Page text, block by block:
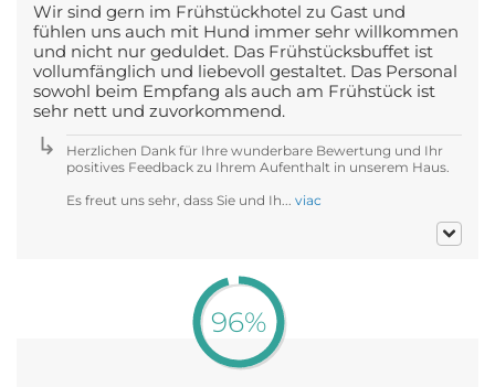
Wir sind gern im Frühstückhotel zu Gast und
fühlen uns auch mit Hund immer sehr willkommen
und nicht nur geduldet. Das Frühstücksbuffet ist
vollumfänglich und liebevoll gestaltet. Das Personal
sowohl beim Empfang als auch am Frühstück ist
sehr nett und zuvorkommend.
Herzlichen Dank für Ihre wunderbare Bewertung und Ihr
positives Feedback zu Ihrem Aufenthalt in unserem Haus.
Es freut uns sehr, dass Sie und Ih... viac
96%